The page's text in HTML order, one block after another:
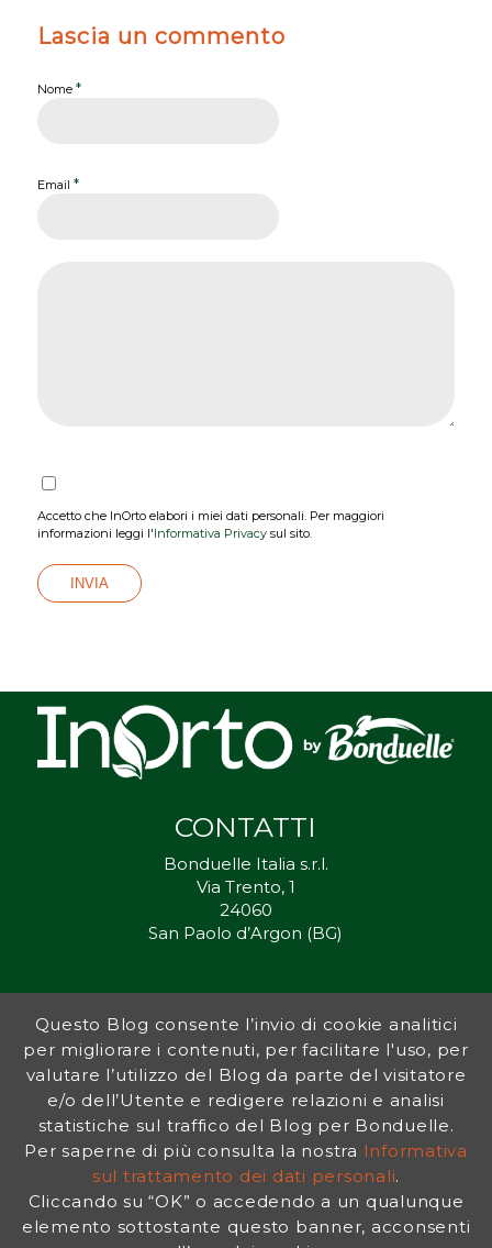
Lascia un commento
Nome *
Email *
Accetto che InOrto elabori i miei dati personali. Per maggiori
informazioni leggi l'Informativa Privacysul sito.
CONTATTI
Bonduelle Italia s.r.l.
Via Trento, 1
24060
San Paolo d’Argon (BG)
Inorto.org è dal 2011 il punto di riferimento per gli ortisti italiani, e
fornisce preziosi consigli sia ai più esperti che a nuovi interessati.
L’obiettivo di Bonduelle è ispirare la transizione verso una dieta a
base vegetale per contribuire al benessere delle persone e del
pianeta. In questo contesto si inserisce InOrto, simbolo dell’amore
per la terra e del rispetto dell’ambiente.
INFORMATIVA PRIVACY|NOTE LEGALI
Questo Blog consente l’invio di cookie analitici
per migliorare i contenuti, per facilitare l'uso, per
valutare l’utilizzo del Blog da parte del visitatore
e/o dell’Utente e redigere relazioni e analisi
statistiche sul traffico del Blog per Bonduelle.
Per saperne di più consulta la nostra Informativa
sul trattamento dei dati personali.
Cliccando su “OK” o accedendo a un qualunque
elemento sottostante questo banner, acconsenti